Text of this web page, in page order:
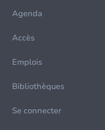
Agenda
Accès
Emplois
Bibliothèques
Se connecter